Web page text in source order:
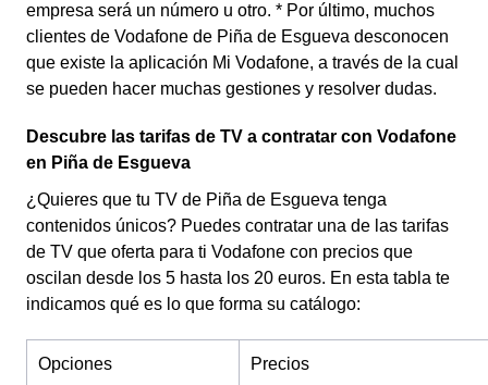
empresa será un número u otro. * Por último, muchos
clientes de Vodafone de Piña de Esgueva desconocen
que existe la aplicación Mi Vodafone, a través de la cual
se pueden hacer muchas gestiones y resolver dudas.
Descubre las tarifas de TV a contratar con Vodafone
en Piña de Esgueva
¿Quieres que tu TV de Piña de Esgueva tenga
contenidos únicos? Puedes contratar una de las tarifas
de TV que oferta para ti Vodafone con precios que
oscilan desde los 5 hasta los 20 euros. En esta tabla te
indicamos qué es lo que forma su catálogo:
Opciones Precios